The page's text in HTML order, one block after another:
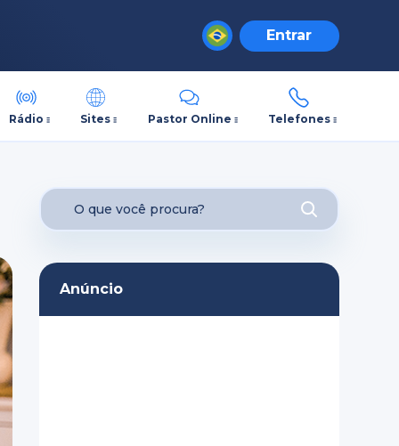
Entrar
Rádio Sites Pastor Online Telefones
Anúncio